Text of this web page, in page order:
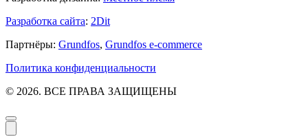
Разработка сайта: 2Dit
Партнёры: Grundfos, Grundfos e-commerce
Политика конфиденциальности
© 2026. ВСЕ ПРАВА ЗАЩИЩЕНЫ